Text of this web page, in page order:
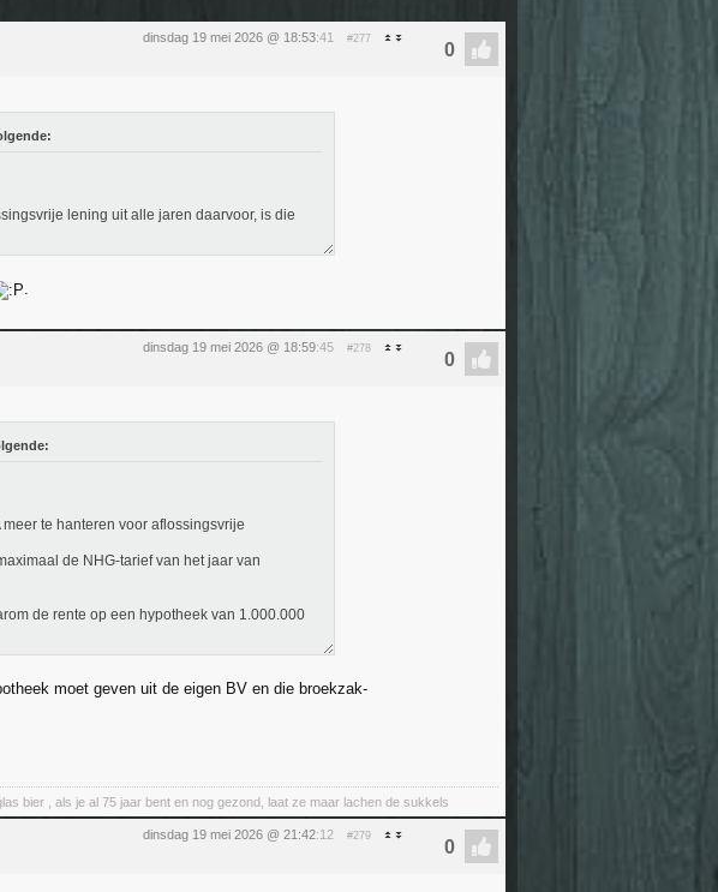
dinsdag 19 mei 2026 @ 18:53:41 #277
lening uit alle jaren daarvoor, is die
.
dinsdag 19 mei 2026 @ 18:59:45 #278
te hanteren voor aflossingsvrije
de NHG-tarief van het jaar van
de rente op een hypotheek van 1.000.000
moet geven uit de eigen BV en die broekzak-
bier , als je al 75 jaar bent en nog gezond, laat ze maar lachen de sukkels
dinsdag 19 mei 2026 @ 21:42:12 #279